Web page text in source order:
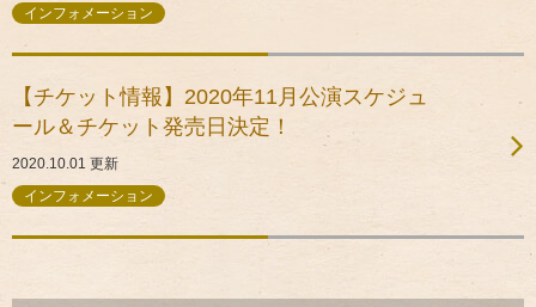
インフォメーション
【チケット情報】2020年11月公演スケジュ
ール＆チケット発売日決定！
2020.10.01 更新
インフォメーション